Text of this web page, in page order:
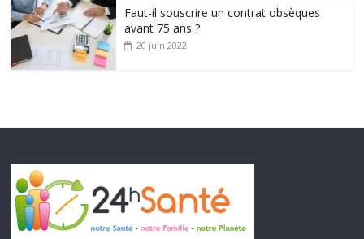
Faut-il souscrire un contrat obsèques
avant 75 ans ?
20 juin 2022